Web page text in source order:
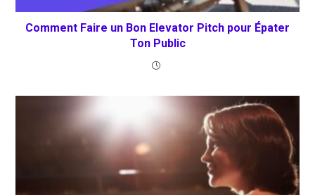
Comment Faire un Bon Elevator Pitch pour Épater
Ton Public